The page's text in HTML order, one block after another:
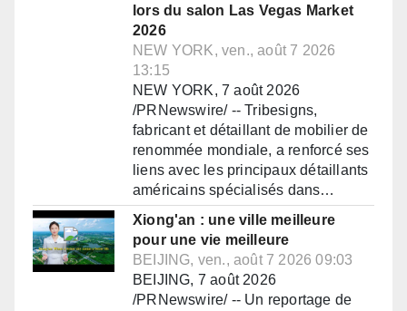
lors du salon Las Vegas Market
2026
NEW YORK, ven., août 7 2026
13:15
NEW YORK, 7 août 2026
/PRNewswire/ -- Tribesigns,
fabricant et détaillant de mobilier de
renommée mondiale, a renforcé ses
liens avec les principaux détaillants
américains spécialisés dans…
Xiong'an : une ville meilleure
pour une vie meilleure
BEIJING, ven., août 7 2026 09:03
BEIJING, 7 août 2026
/PRNewswire/ -- Un reportage de